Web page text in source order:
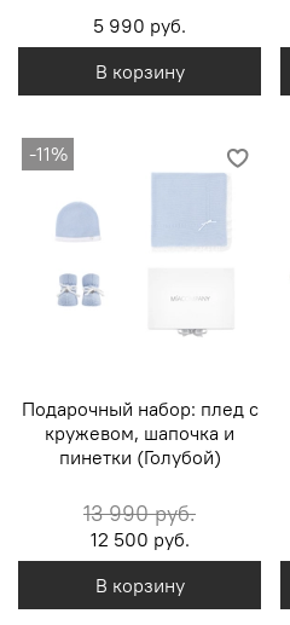
5 990 руб.
В корзину
-11%
Подарочный набор: плед с
кружевом, шапочка и
пинетки (Голубой)
13 990 руб.
12 500 руб.
В корзину